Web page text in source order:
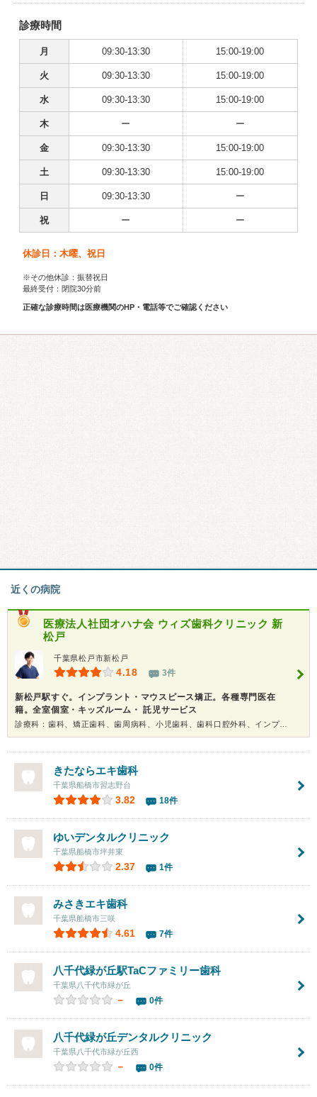
診療時間
月 09:30-13:30 15:00-19:00
火 09:30-13:30 15:00-19:00
水 09:30-13:30 15:00-19:00
木 ー ー
金 09:30-13:30 15:00-19:00
土 09:30-13:30 15:00-19:00
日 09:30-13:30 ー
祝 ー ー
休診日：木曜、祝日
※その他休診：振替祝日
最終受付：閉院30分前
正確な診療時間は医療機関のHP・電話等でご確認ください
近くの病院
医療法人社団オハナ会 ウィズ歯科クリニック 新
松戸
千葉県松戸市新松戸
4.18 3件
新松戸駅すぐ。インプラント・マウスピース矯正。各種専門医在
籍。全室個室・キッズルーム・ 託児サービス
診療科：歯科、矯正歯科、歯周病科、小児歯科、歯科口腔外科、インプラント、ホワイトニング
きたならエキ歯科
千葉県船橋市習志野台
3.82 18件
ゆいデンタルクリニック
千葉県船橋市坪井東
2.37 1件
みさきエキ歯科
千葉県船橋市三咲
4.61 7件
八千代緑が丘駅TaCファミリー歯科
千葉県八千代市緑が丘
－ 0件
八千代緑が丘デンタルクリニック
千葉県八千代市緑が丘西
－ 0件